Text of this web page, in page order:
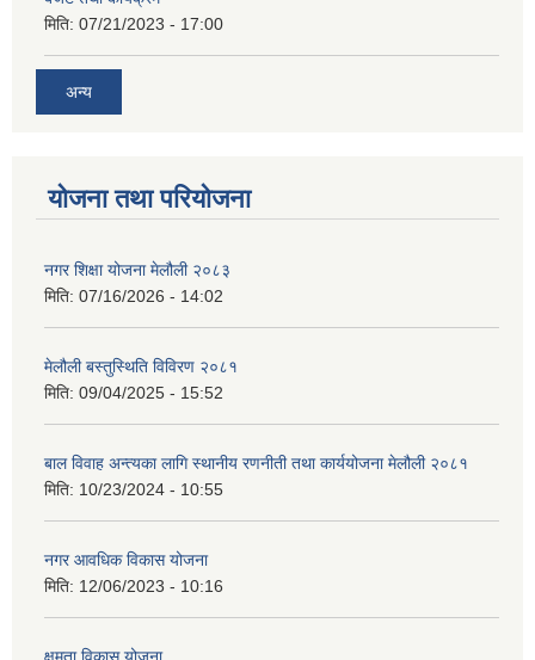
मिति: 07/21/2023 - 17:00
अन्य
योजना तथा परियोजना
नगर शिक्षा योजना मेलौली २०८३
मिति: 07/16/2026 - 14:02
मेलौली बस्तुस्थिति विविरण २०८१
मिति: 09/04/2025 - 15:52
बाल विवाह अन्त्यका लागि स्थानीय रणनीती तथा कार्ययोजना मेलौली २०८१
मिति: 10/23/2024 - 10:55
नगर आवधिक विकास योजना
मिति: 12/06/2023 - 10:16
क्षमता विकास योजना